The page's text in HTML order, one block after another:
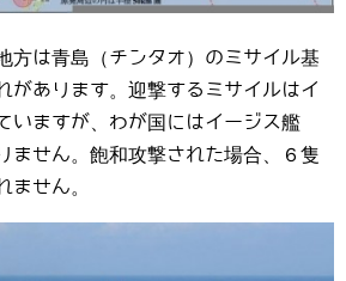
方は青島（チンタオ）のミサイル基
があります。迎撃するミサイルはイ
いますが、わが国にはイージス艦
ません。飽和攻撃された場合、６隻
ません。